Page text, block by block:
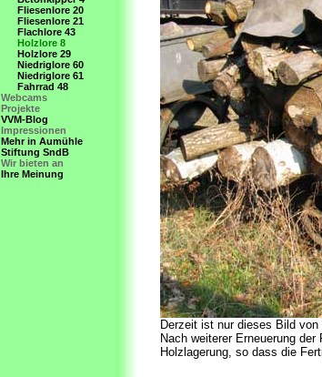
Fliesenlore 20
Fliesenlore 21
Flachlore 43
Holzlore 8
Holzlore 29
Niedriglore 60
Niedriglore 61
Fahrrad 48
Webcams
Projekte
VVM-Blog
Impressionen
Mehr in Aumühle
Stiftung SndB
Wir bieten an
Ihre Meinung
Derzeit ist nur dieses Bild
Nach weiterer Erneuerung
Holzlagerung, so dass die